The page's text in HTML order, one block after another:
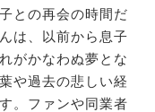
との再会の時間だ
は、以前から息子
がかなわぬ夢とな
や過去の悲しい経
。ファンや同業者